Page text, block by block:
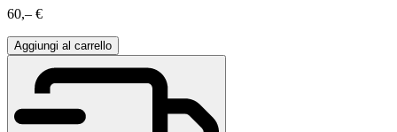
60,– €
Aggiungi al carrello